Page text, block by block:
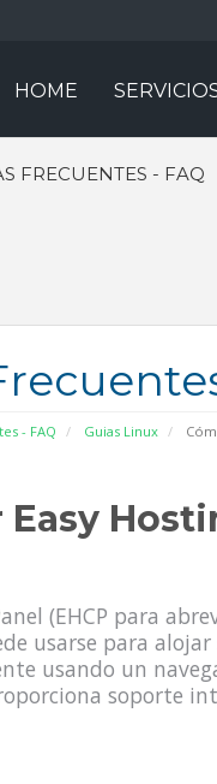
HOME
FRECUENTES - FAQ
- FAQ Guias Linux
Easy
(EHCP para
usarse para
usando un
soporte